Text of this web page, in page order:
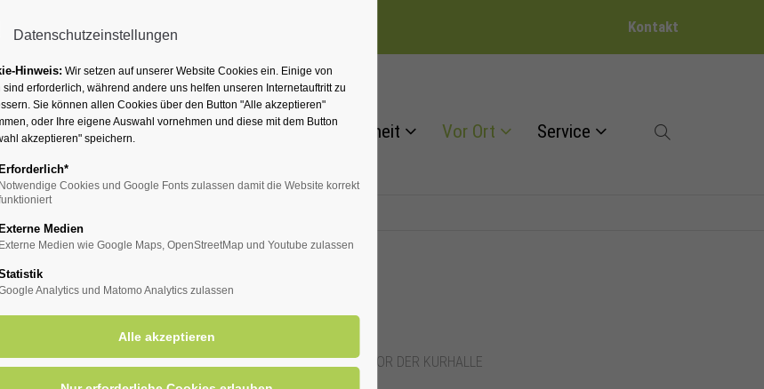
Kontakt
Ihr Heilbad Übernachten Für Ihre Gesundheit Vor Ort Service
(Timeline)
ORT: TREFFPUNKT: VOR DER KURHALLE
Datenschutzeinstellungen
Hinweis: Wir setzen auf unserer Website Cookies ein. Einige von
sind erforderlich, während andere uns helfen unseren Internetauftritt zu
Sie können allen Cookies über den Button "Alle akzeptieren"
oder Ihre eigene Auswahl vornehmen und diese mit dem Button
akzeptieren" speichern.
Erforderlich*
Notwendige Cookies und Google Fonts zulassen damit die Website korrekt
Externe Medien
Externe Medien wie Google Maps, OpenStreetMap und Youtube zulassen
Analytics und Matomo Analytics zulassen